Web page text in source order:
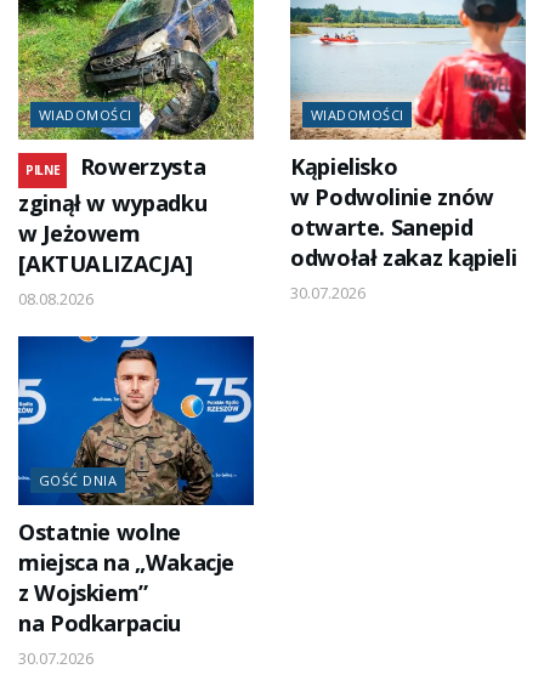
WIADOMOŚCI
PILNE
Rowerzysta
zginął w wypadku
w Jeżowem
[AKTUALIZACJA]
08.08.2026
WIADOMOŚCI
Kąpielisko
w Podwolinie znów
otwarte. Sanepid
odwołał zakaz kąpieli
30.07.2026
GOŚĆ DNIA
Ostatnie wolne
miejsca na „Wakacje
z Wojskiem”
na Podkarpaciu
30.07.2026